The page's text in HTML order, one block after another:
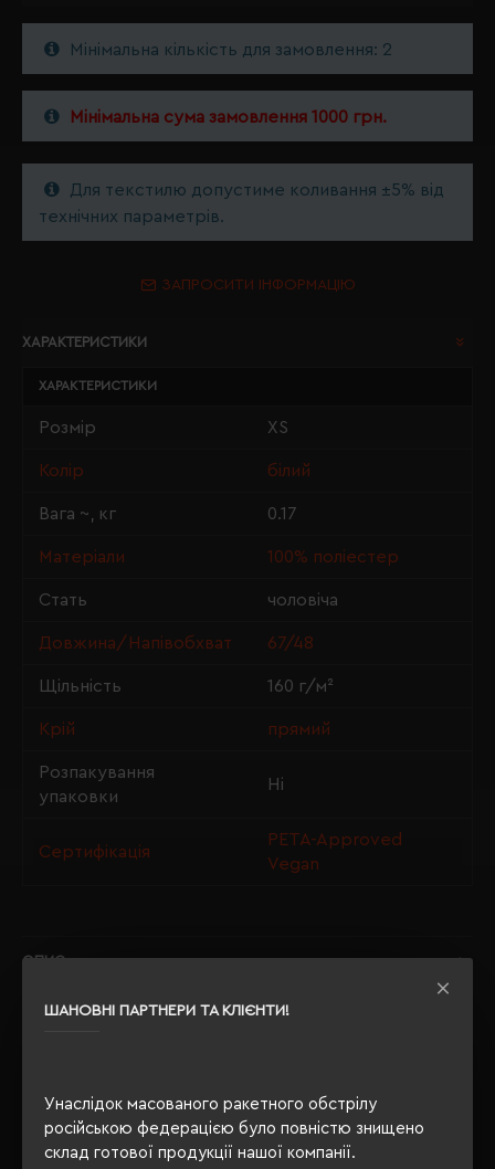
ШАНОВНІ ПАРТНЕРИ ТА КЛІЄНТИ!
Унаслідок масованого ракетного обстрілу
російською федерацією було повністю знищено
склад готової продукції нашої компанії.
Мінімальна кількість для замовлення: 2
Мінімальна сума замовлення 1000 грн.
Для текстилю допустиме коливання ±5% від
технічних параметрів.
ЗАПРОСИТИ ІНФОРМАЦІЮ
ХАРАКТЕРИСТИКИ
ХАРАКТЕРИСТИКИ
Розмір XS
Колір білий
Вага ~, кг 0.17
Матеріали 100% поліестер
Стать чоловіча
Довжина/Напівобхват 67/48
Щільність 160 г/м²
Крій прямий
Розпакування
упаковки
Ні
Сертифікація
PETA-Approved
Vegan
ОПИС
ВІДГУКИ
РЕКОМЕНДУЄМО